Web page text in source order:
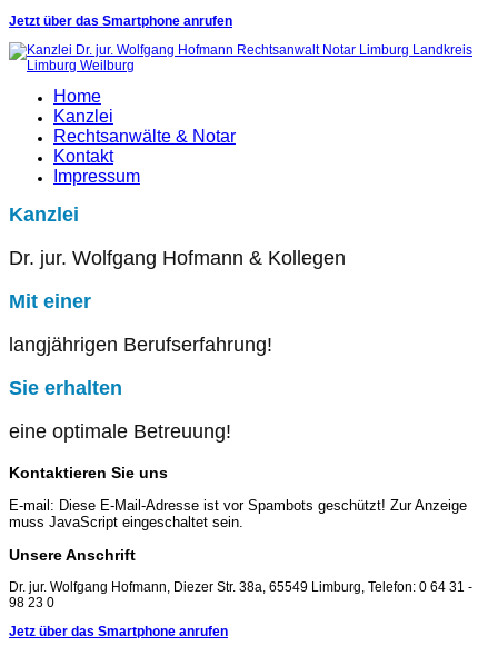
Jetzt über das Smartphone anrufen
Home
Kanzlei
Rechtsanwälte & Notar
Kontakt
Impressum
Kanzlei
Dr. jur. Wolfgang Hofmann & Kollegen
Mit einer
langjährigen Berufserfahrung!
Sie erhalten
eine optimale Betreuung!
Kontaktieren Sie uns
E-mail: Diese E-Mail-Adresse ist vor Spambots geschützt! Zur Anzeige
muss JavaScript eingeschaltet sein.
Unsere Anschrift
Dr. jur. Wolfgang Hofmann, Diezer Str. 38a, 65549 Limburg, Telefon: 0 64 31 -
98 23 0
Jetz über das Smartphone anrufen